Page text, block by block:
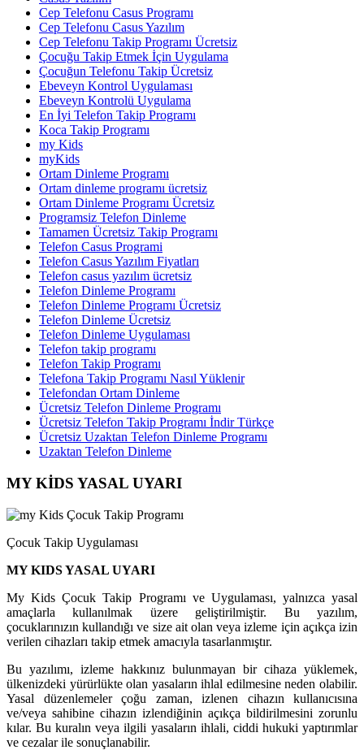
Cep Telefonu Casus Programı
Cep Telefonu Casus Yazılım
Cep Telefonu Takip Programı Ücretsiz
Çocuğu Takip Etmek İçin Uygulama
Çocuğun Telefonu Takip Ücretsiz
Ebeveyn Kontrol Uygulaması
Ebeveyn Kontrolü Uygulama
En İyi Telefon Takip Programı
Koca Takip Programı
my Kids
myKids
Ortam Dinleme Programı
Ortam dinleme programı ücretsiz
Ortam Dinleme Programı Ücretsiz
Programsiz Telefon Dinleme
Tamamen Ücretsiz Takip Programı
Telefon Casus Programi
Telefon Casus Yazılım Fiyatları
Telefon casus yazılım ücretsiz
Telefon Dinleme Programı
Telefon Dinleme Programı Ücretsiz
Telefon Dinleme Ücretsiz
Telefon Dinleme Uygulaması
Telefon takip programı
Telefon Takip Programı
Telefona Takip Programı Nasıl Yüklenir
Telefondan Ortam Dinleme
Ücretsiz Telefon Dinleme Programı
Ücretsiz Telefon Takip Programı İndir Türkçe
Ücretsiz Uzaktan Telefon Dinleme Programı
Uzaktan Telefon Dinleme
MY KİDS YASAL UYARI
Çocuk Takip Uygulaması
MY KIDS YASAL UYARI
My Kids Çocuk Takip Programı ve Uygulaması, yalnızca yasal
amaçlarla kullanılmak üzere geliştirilmiştir. Bu yazılım,
çocuklarınızın kullandığı ve size ait olan veya izleme için açıkça izin
verilen cihazları takip etmek amacıyla tasarlanmıştır.
Bu yazılımı, izleme hakkınız bulunmayan bir cihaza yüklemek,
ülkenizdeki yürürlükte olan yasaların ihlal edilmesine neden olabilir.
Yasal düzenlemeler çoğu zaman, izlenen cihazın kullanıcısına
ve/veya sahibine cihazın izlendiğinin açıkça bildirilmesini zorunlu
kılar. Bu kuralın veya ilgili yasaların ihlali, ciddi hukuki yaptırımlar
ve cezalar ile sonuçlanabilir.